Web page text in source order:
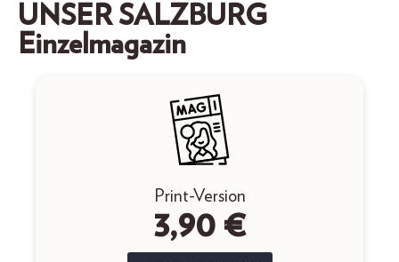
UNSER SALZBURG
Einzelmagazin
Print-Version
3,90 €